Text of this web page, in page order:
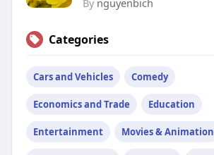
By nguyenbich
Categories
Cars and Vehicles Comedy
Economics and Trade Education
Entertainment Movies & Animation